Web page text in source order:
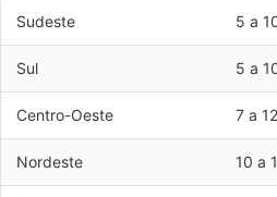
Sudeste 5 a
Sul 5 a
Centro-Oeste 7 a
Nordeste 10 a